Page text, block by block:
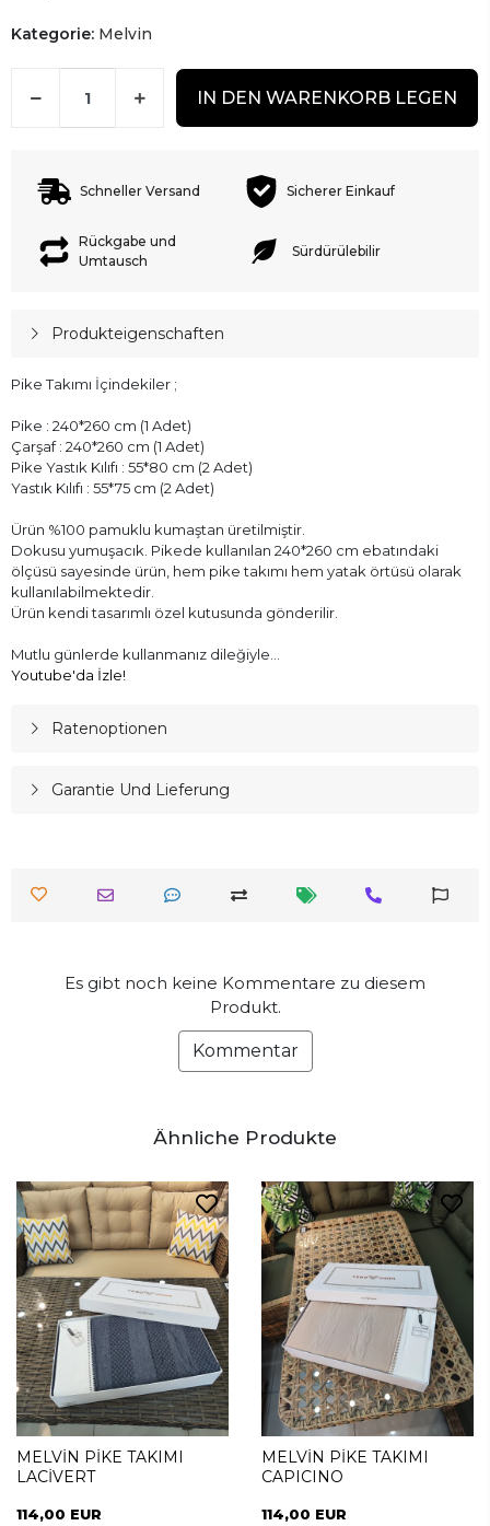
Kategorie: Melvin
IN DEN WARENKORB LEGEN
Schneller Versand Sicherer Einkauf
Rückgabe und
Umtausch
Sürdürülebilir
Produkteigenschaften
Pike Takımı İçindekiler ;
Pike : 240*260 cm (1 Adet)
Çarşaf : 240*260 cm (1 Adet)
Pike Yastık Kılıfı : 55*80 cm (2 Adet)
Yastık Kılıfı : 55*75 cm (2 Adet)
Ürün %100 pamuklu kumaştan üretilmiştir.
Dokusu yumuşacık. Pikede kullanılan 240*260 cm ebatındaki
ölçüsü sayesinde ürün, hem pike takımı hem yatak örtüsü olarak
kullanılabilmektedir.
Ürün kendi tasarımlı özel kutusunda gönderilir.
Mutlu günlerde kullanmanız dileğiyle...
Youtube'da İzle!
Ratenoptionen
Garantie Und Lieferung
Es gibt noch keine Kommentare zu diesem
Produkt.
Kommentar
Ähnliche Produkte
MELVİN PİKE TAKIMI
LACİVERT
114,00 EUR
MELVİN PİKE TAKIMI
CAPICINO
114,00 EUR